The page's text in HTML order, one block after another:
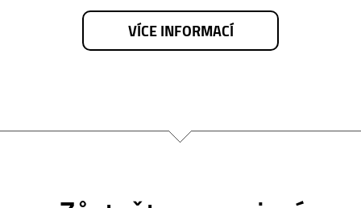
VÍCE INFORMACÍ